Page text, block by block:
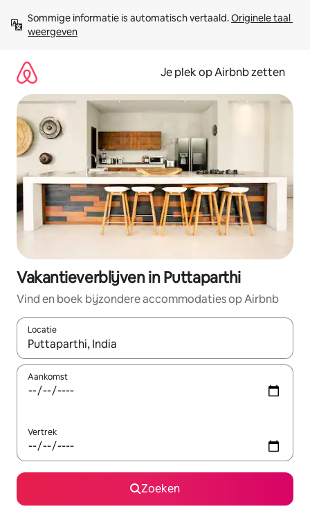
direct
naar
Sommige informatie is automatisch vertaald. Originele taal
weergeven
Je plek op Airbnb zetten
Vakantieverblijven in Puttaparthi
Vind en boek bijzondere accommodaties op Airbnb
Locatie
Wanneer er resultaten beschikbaar zijn, maak je een keuze
Aankomst
Vertrek
Zoeken